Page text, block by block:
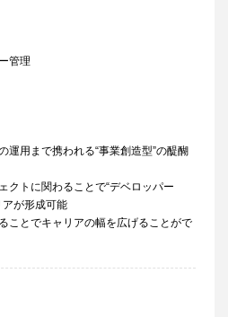
管理
運用まで携われる“事業創造型”の醍醐
クトに関わることで“デベロッパー
アが形成可能
ことでキャリアの幅を広げることがで